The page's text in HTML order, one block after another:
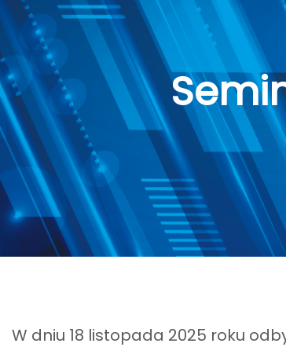
W dniu 18 listopada 2025 roku